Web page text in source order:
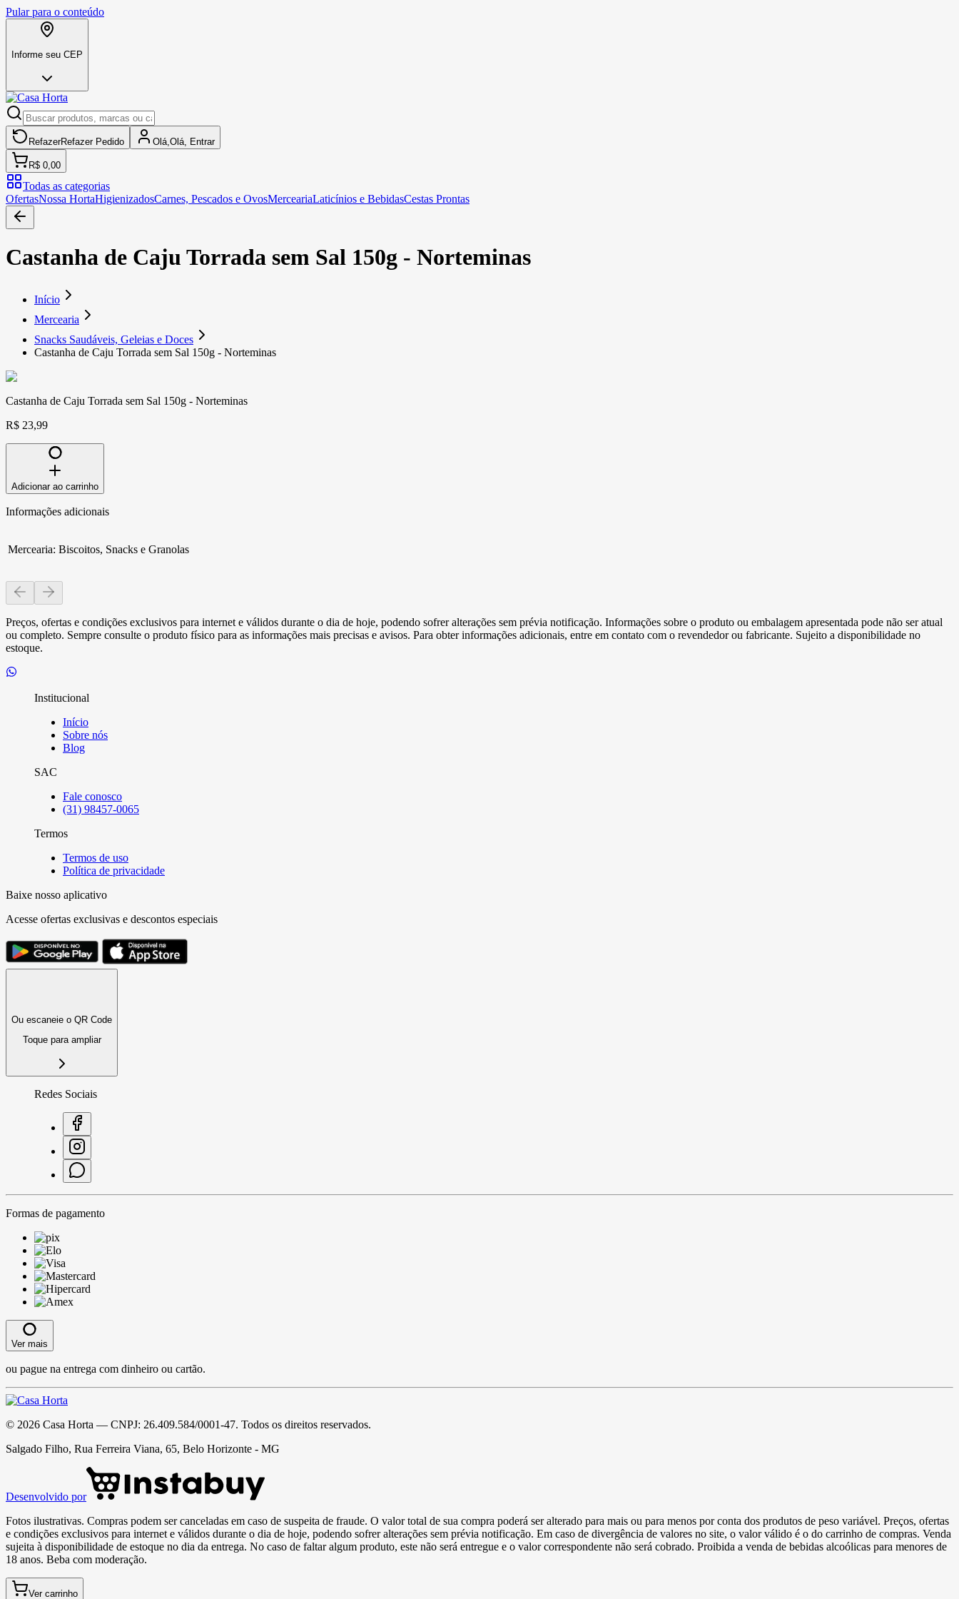
Pular para o conteúdo
Informe seu CEP
RefazerRefazer Pedido Olá, Olá, Entrar
R$ 0,00
Todas as categorias
OfertasNossa HortaHigienizadosCarnes, Pescados e OvosMerceariaLaticínios e BebidasCestas Prontas
Castanha de Caju Torrada sem Sal 150g - Norteminas
Início
Mercearia
Snacks Saudáveis, Geleias e Doces
Castanha de Caju Torrada sem Sal 150g - Norteminas
Castanha de Caju Torrada sem Sal 150g - Norteminas
R$ 23,99
Adicionar ao carrinho
Informações adicionais
Mercearia: Biscoitos, Snacks e Granolas
Preços, ofertas e condições exclusivos para internet e válidos durante o dia de hoje, podendo sofrer alterações sem prévia notificação. Informações sobre o produto ou embalagem apresentada pode não ser atual
ou completo. Sempre consulte o produto físico para as informações mais precisas e avisos. Para obter informações adicionais, entre em contato com o revendedor ou fabricante. Sujeito a disponibilidade no
estoque.
Institucional
Início
Sobre nós
Blog
SAC
Fale conosco
(31) 98457-0065
Termos
Termos de uso
Política de privacidade
Baixe nosso aplicativo
Acesse ofertas exclusivas e descontos especiais
Ou escaneie o QR Code
Toque para ampliar
Redes Sociais
Formas de pagamento
Ver mais
ou pague na entrega com dinheiro ou cartão.
© 2026 Casa Horta — CNPJ: 26.409.584/0001-47. Todos os direitos reservados.
Salgado Filho, Rua Ferreira Viana, 65, Belo Horizonte - MG
Desenvolvido por
Fotos ilustrativas. Compras podem ser canceladas em caso de suspeita de fraude. O valor total de sua compra poderá ser alterado para mais ou para menos por conta dos produtos de peso variável. Preços, ofertas
e condições exclusivos para internet e válidos durante o dia de hoje, podendo sofrer alterações sem prévia notificação. Em caso de divergência de valores no site, o valor válido é o do carrinho de compras. Venda
sujeita à disponibilidade de estoque no dia da entrega. No caso de faltar algum produto, este não será entregue e o valor correspondente não será cobrado. Proibida a venda de bebidas alcoólicas para menores de
18 anos. Beba com moderação.
Ver carrinho